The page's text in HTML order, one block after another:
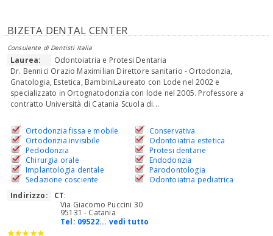
BIZETA DENTAL CENTER
Consulente di Dentisti Italia
Laurea:
Odontoiatria e Protesi Dentaria
Dr. Bennici Orazio Maximilian Direttore sanitario - Ortodonzia,
Gnatologia, Estetica, BambiniLaureato con Lode nel 2002 e
specializzato in Ortognatodonzia con lode nel 2005. Professore a
contratto Università di Catania Scuola di...
Ortodonzia fissa e mobile
Ortodonzia invisibile
Pedodonzia
Chirurgia orale
Implantologia dentale
Sedazione cosciente
Conservativa
Odontoiatria estetica
Protesi dentarie
Endodonzia
Parodontologia
Odontoiatria pediatrica
Indirizzo:
CT:
Via Giacomo Puccini 30
95131 - Catania
Tel: 09522... vedi tutto